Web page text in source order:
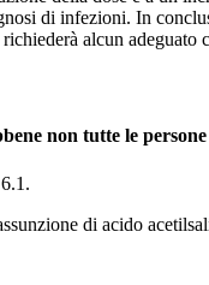
di infezioni. In
alcun adeguato
non tutte le
di acido